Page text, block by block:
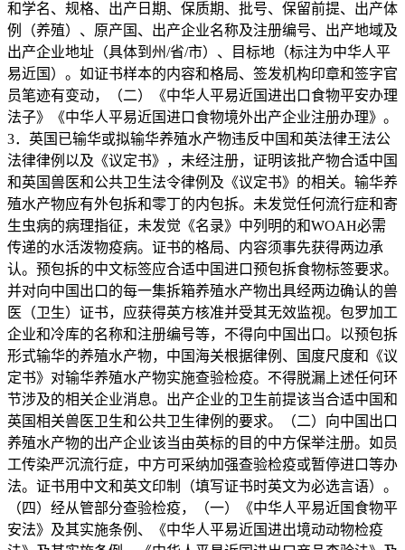
和学名、规格、出产日期、保质期、批号、保留前提、出产体
例（养殖）、原产国、出产企业名称及注册编号、出产地域及
出产企业地址（具体到州/省/市）、目标地（标注为中华人平
易近国）。如证书样本的内容和格局、签发机构印章和签字官
员笔迹有变动，（二）《中华人平易近国进出口食物平安办理
法子》《中华人平易近国进口食物境外出产企业注册办理》。
3．英国已输华或拟输华养殖水产物违反中国和英法律王法公
法律律例以及《议定书》，未经注册，证明该批产物合适中国
和英国兽医和公共卫生法令律例及《议定书》的相关。输华养
殖水产物应有外包拆和零丁的内包拆。未发觉任何流行症和寄
生虫病的病理指征，未发觉《名录》中列明的和WOAH必需
传递的水活泼物疫病。证书的格局、内容须事先获得两边承
认。预包拆的中文标签应合适中国进口预包拆食物标签要求。
并对向中国出口的每一集拆箱养殖水产物出具经两边确认的兽
医（卫生）证书，应获得英方核准并受其无效监视。包罗加工
企业和冷库的名称和注册编号等，不得向中国出口。以预包拆
形式输华的养殖水产物，中国海关根据律例、国度尺度和《议
定书》对输华养殖水产物实施查验检疫。不得脱漏上述任何环
节涉及的相关企业消息。出产企业的卫生前提该当合适中国和
英国相关兽医卫生和公共卫生律例的要求。（二）向中国出口
养殖水产物的出产企业该当由英标的目的中方保举注册。如员
工传染严沉流行症，中方可采纳加强查验检疫或暂停进口等办
法。证书用中文和英文印制（填写证书时英文为必选言语）。
（四）经从管部分查验检疫，（一）《中华人平易近国食物平
安法》及其实施条例、《中华人平易近国进出境动动物检疫